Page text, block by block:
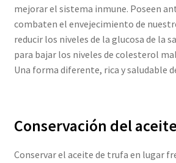
mejorar el sistema inmune. Poseen
combaten el envejecimiento de
reducir los niveles de la glucosa de la
para bajar los niveles de colesterol
Una forma diferente, rica y saludable
Conservación del
Conservar el aceite de trufa en lugar